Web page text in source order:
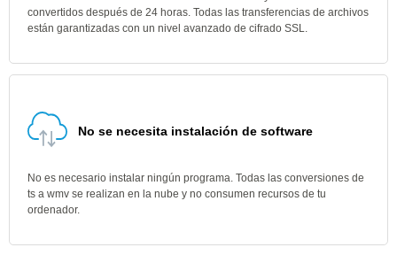
convertidos después de 24 horas. Todas las transferencias de archivos
están garantizadas con un nivel avanzado de cifrado SSL.
No se necesita instalación de software
No es necesario instalar ningún programa. Todas las conversiones de
ts a wmv se realizan en la nube y no consumen recursos de tu
ordenador.